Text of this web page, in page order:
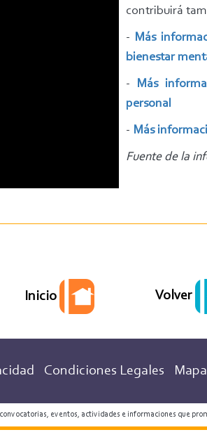
contribuirá
- Más
bienestar
- Más
personal
- Más
Fuente de la
Inicio Volver
Condiciones Legales
eventos, actividades e informaciones que